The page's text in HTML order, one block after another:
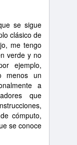
se sigue
clásico de
me tengo
verde y no
ejemplo,
menos un
a
que
cómputo,
se conoce